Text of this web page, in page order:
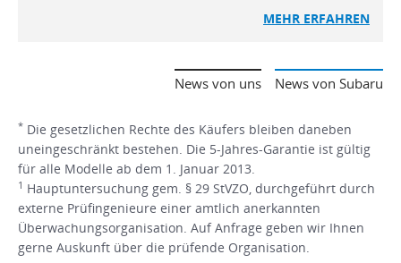
MEHR ERFAHREN
News von Subaru
News von uns
* Die gesetzlichen Rechte des Käufers bleiben daneben
uneingeschränkt bestehen. Die 5-Jahres-Garantie ist gültig
für alle Modelle ab dem 1. Januar 2013.
1 Hauptuntersuchung gem. § 29 StVZO, durchgeführt durch
externe Prüfingenieure einer amtlich anerkannten
Überwachungsorganisation. Auf Anfrage geben wir Ihnen
gerne Auskunft über die prüfende Organisation.